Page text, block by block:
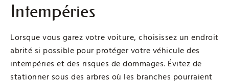
Intempéries
Lorsque vous garez votre voiture, choisissez un endroit
abrité si possible pour protéger votre véhicule des
intempéries et des risques de dommages. Évitez de
stationner sous des arbres où les branches pourraient